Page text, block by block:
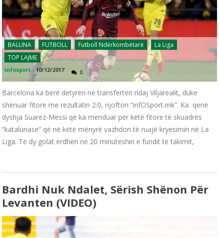
BALLINA FUTBOLL Futboll Ndërkombëtarë
La Liga
TOP LAJME
infosport - 10/12/2017 0
Barcelona ka bërë detyrën në transfertën ndaj Viljarealit, duke
shënuar fitore me rezultatin 2:0, njofton “infOSport.mk”. Ka qenë
dyshja Suarez-Messi që ka menduar për këtë fitore të skuadrës
“katalunase” që në këtë mënyrë vazhdon të ruajë kryesimin në La
Liga. Të dy golat erdhën në 20 minutëshin e fundit të takimit,
Bardhi Nuk Ndalet, Sërish Shënon Për
Levanten (VIDEO)